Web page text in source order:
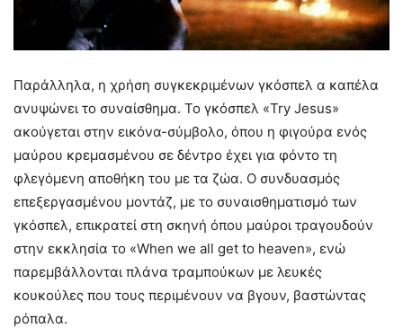
Παράλληλα, η χρήση συγκεκριμένων γκόσπελ α καπέλα
ανυψώνει το συναίσθημα. Το γκόσπελ «Try Jesus»
ακούγεται στην εικόνα-σύμβολο, όπου η φιγούρα ενός
μαύρου κρεμασμένου σε δέντρο έχει για φόντο τη
φλεγόμενη αποθήκη του με τα ζώα. Ο συνδυασμός
επεξεργασμένου μοντάζ, με το συναισθηματισμό των
γκόσπελ, επικρατεί στη σκηνή όπου μαύροι τραγουδούν
στην εκκλησία το «When we all get to heaven», ενώ
παρεμβάλλονται πλάνα τραμπούκων με λευκές
κουκούλες που τους περιμένουν να βγουν, βαστώντας
ρόπαλα.